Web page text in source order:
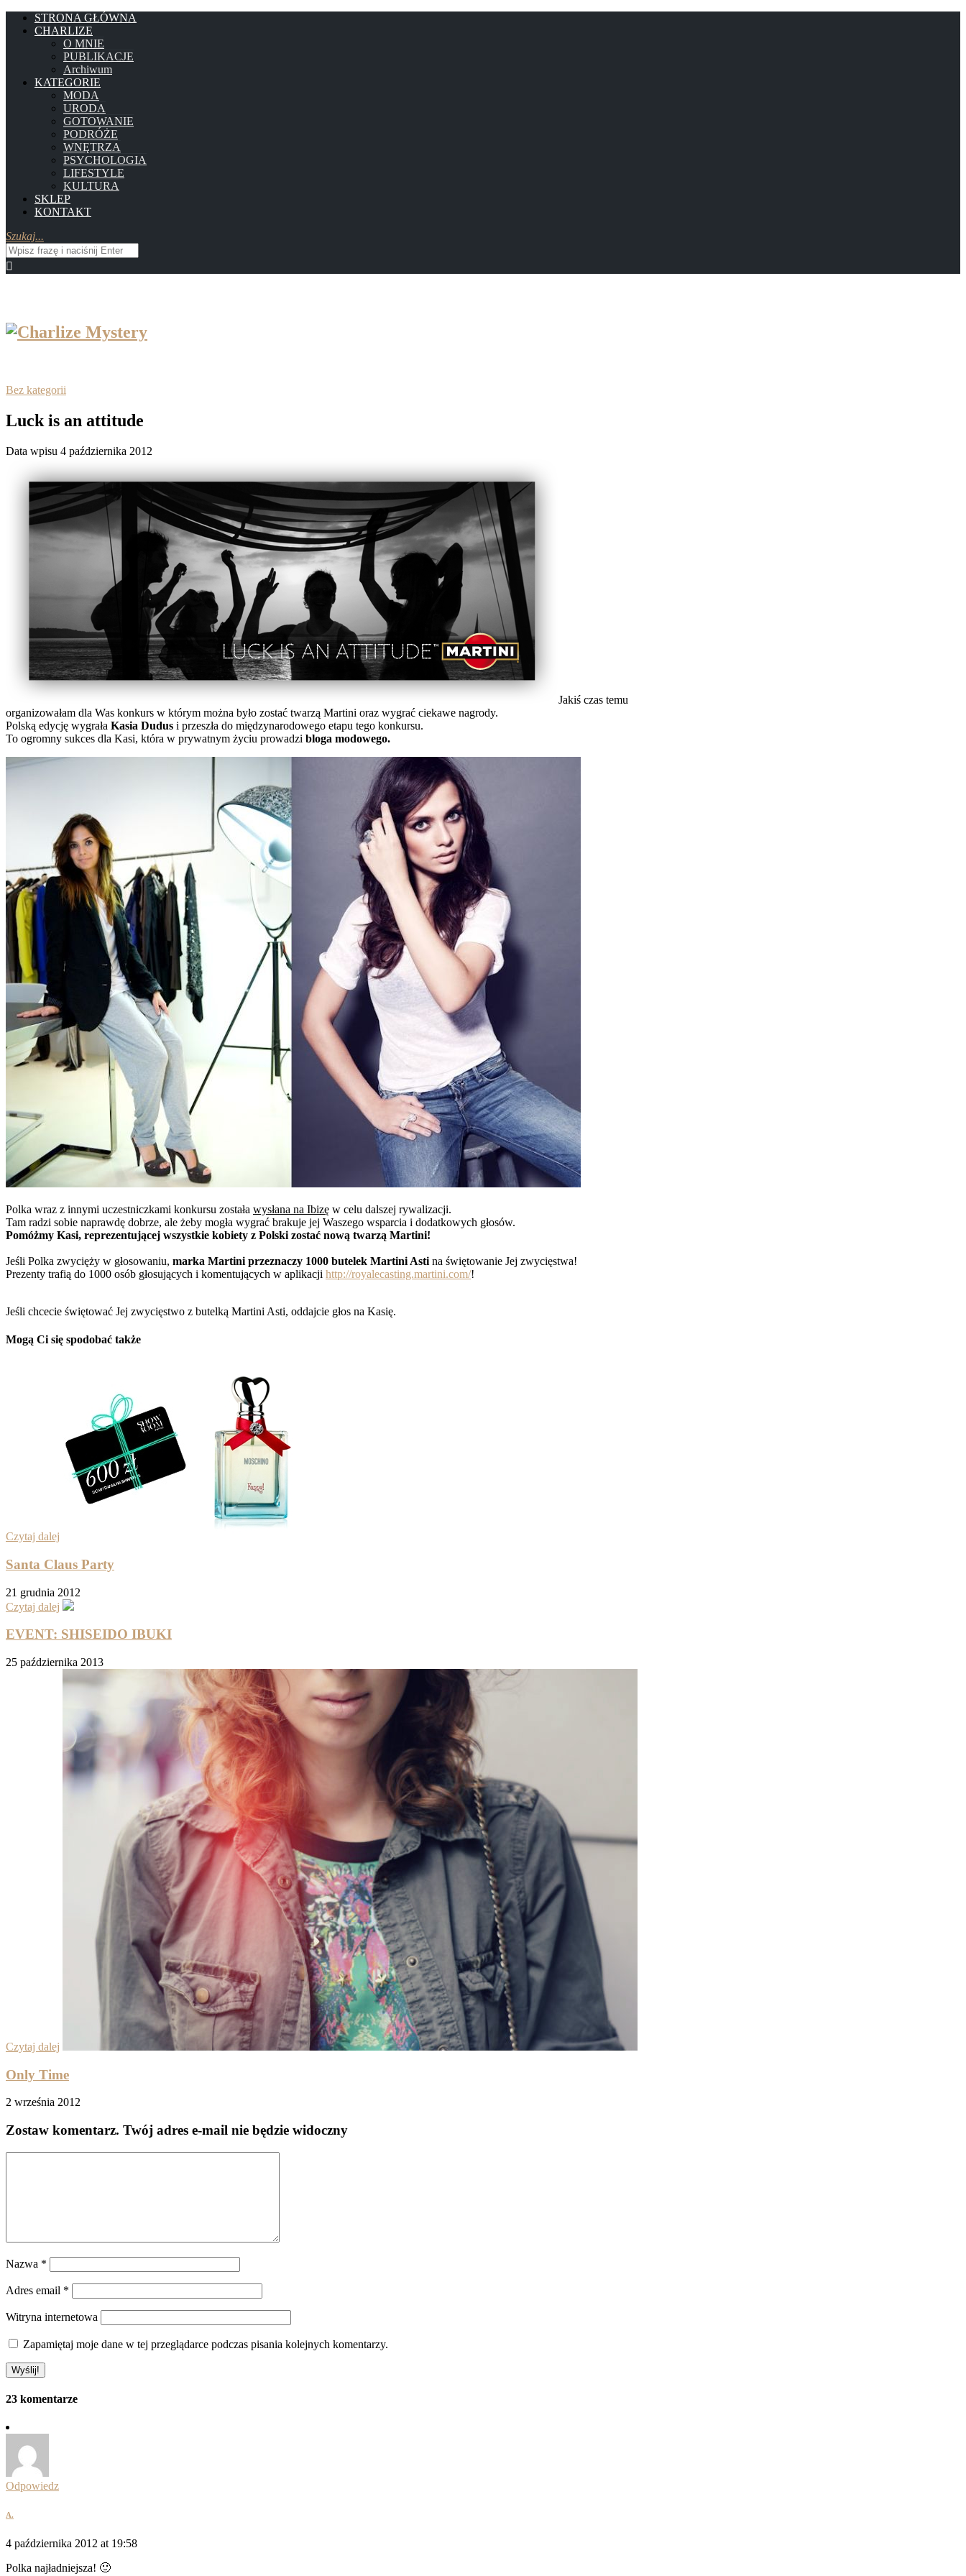
STRONA GŁÓWNA
CHARLIZE
O MNIE
PUBLIKACJE
Archiwum
KATEGORIE
MODA
URODA
GOTOWANIE
PODRÓŻE
WNĘTRZA
PSYCHOLOGIA
LIFESTYLE
KULTURA
SKLEP
KONTAKT
Szukaj...
Bez kategorii
Luck is an attitude
Data wpisu 4 października 2012
Jakiś czas temu
organizowałam dla Was konkurs w którym można było zostać twarzą Martini oraz wygrać ciekawe nagrody.
Polską edycję wygrała Kasia Dudus i przeszła do międzynarodowego etapu tego konkursu.
To ogromny sukces dla Kasi, która w prywatnym życiu prowadzi bloga modowego.
Polka wraz z innymi uczestniczkami konkursu została wysłana na Ibizę w celu dalszej rywalizacji.
Tam radzi sobie naprawdę dobrze, ale żeby mogła wygrać brakuje jej Waszego wsparcia i dodatkowych głosów.
Pomóżmy Kasi, reprezentującej wszystkie kobiety z Polski zostać nową twarzą Martini!
Jeśli Polka zwycięży w głosowaniu, marka Martini przeznaczy 1000 butelek Martini Asti na świętowanie Jej zwycięstwa!
Prezenty trafią do 1000 osób głosujących i komentujących w aplikacji http://royalecasting.martini.com/!
Jeśli chcecie świętować Jej zwycięstwo z butelką Martini Asti, oddajcie głos na Kasię.
Mogą Ci się spodobać także
Czytaj dalej
Santa Claus Party
21 grudnia 2012
Czytaj dalej
EVENT: SHISEIDO IBUKI
25 października 2013
Czytaj dalej
Only Time
2 września 2012
Zostaw komentarz. Twój adres e-mail nie będzie widoczny
Nazwa *
Adres email *
Witryna internetowa
Zapamiętaj moje dane w tej przeglądarce podczas pisania kolejnych komentarzy.
23 komentarze
Odpowiedz
A.
4 października 2012 at 19:58
Polka najładniejsza! 🙂